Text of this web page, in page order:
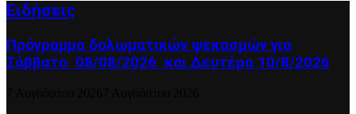
Ειδήσεις
Πρόγραμμα δολωματικών ψεκασμών για
Σάββατο 08/08/2026 και Δευτέρα 10/8/2026